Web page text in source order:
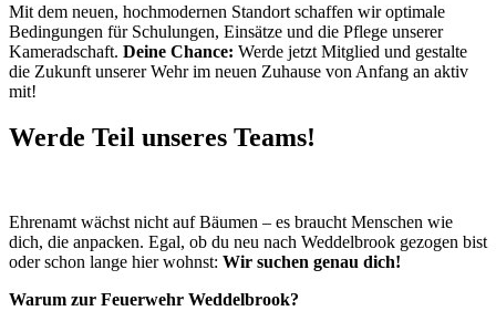
Mit dem neuen, hochmodernen Standort schaffen wir optimale
Bedingungen für Schulungen, Einsätze und die Pflege unserer
Kameradschaft. Deine Chance: Werde jetzt Mitglied und gestalte
die Zukunft unserer Wehr im neuen Zuhause von Anfang an aktiv
mit!
Werde Teil unseres Teams!
Ehrenamt wächst nicht auf Bäumen – es braucht Menschen wie
dich, die anpacken. Egal, ob du neu nach Weddelbrook gezogen bist
oder schon lange hier wohnst: Wir suchen genau dich!
Warum zur Feuerwehr Weddelbrook?